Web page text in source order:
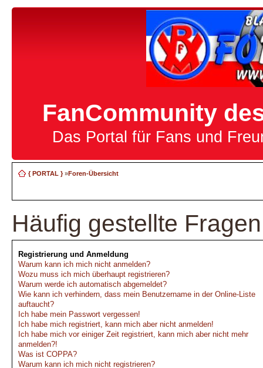
FanCommunity
Das Portal für Fans und
{ PORTAL }»Foren-Übersicht
Häufig gestellte Fragen
Registrierung und Anmeldung
Warum kann ich mich nicht anmelden?
Wozu muss ich mich überhaupt registrieren?
Warum werde ich automatisch abgemeldet?
Wie kann ich verhindern, dass mein Benutzername in der Online-Liste
auftaucht?
Ich habe mein Passwort vergessen!
Ich habe mich registriert, kann mich aber nicht anmelden!
Ich habe mich vor einiger Zeit registriert, kann mich aber nicht mehr
anmelden?!
Was ist COPPA?
Warum kann ich mich nicht registrieren?